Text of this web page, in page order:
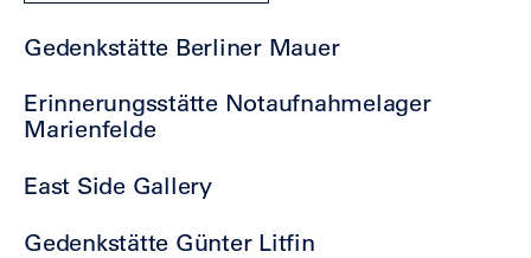
Gedenkstätte Berliner Mauer
Erinnerungsstätte Notaufnahmelager
Marienfelde
East Side Gallery
Gedenkstätte Günter Litfin